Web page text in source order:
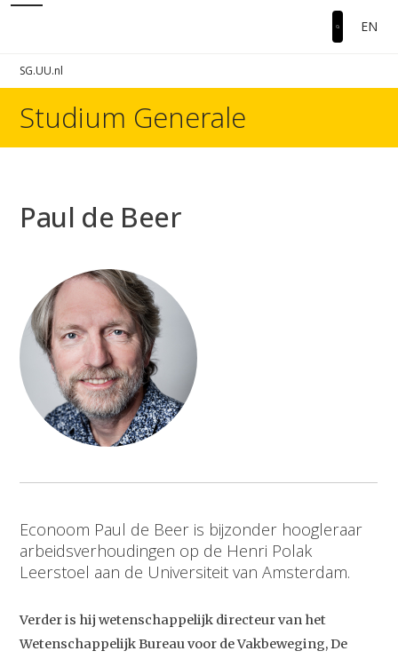
EN
SG.UU.nl
Studium Generale
Paul de Beer
Econoom Paul de Beer is bijzonder hoogleraar
arbeidsverhoudingen op de Henri Polak
Leerstoel aan de Universiteit van Amsterdam.
Verder is hij wetenschappelijk directeur van het
Wetenschappelijk Bureau voor de Vakbeweging, De